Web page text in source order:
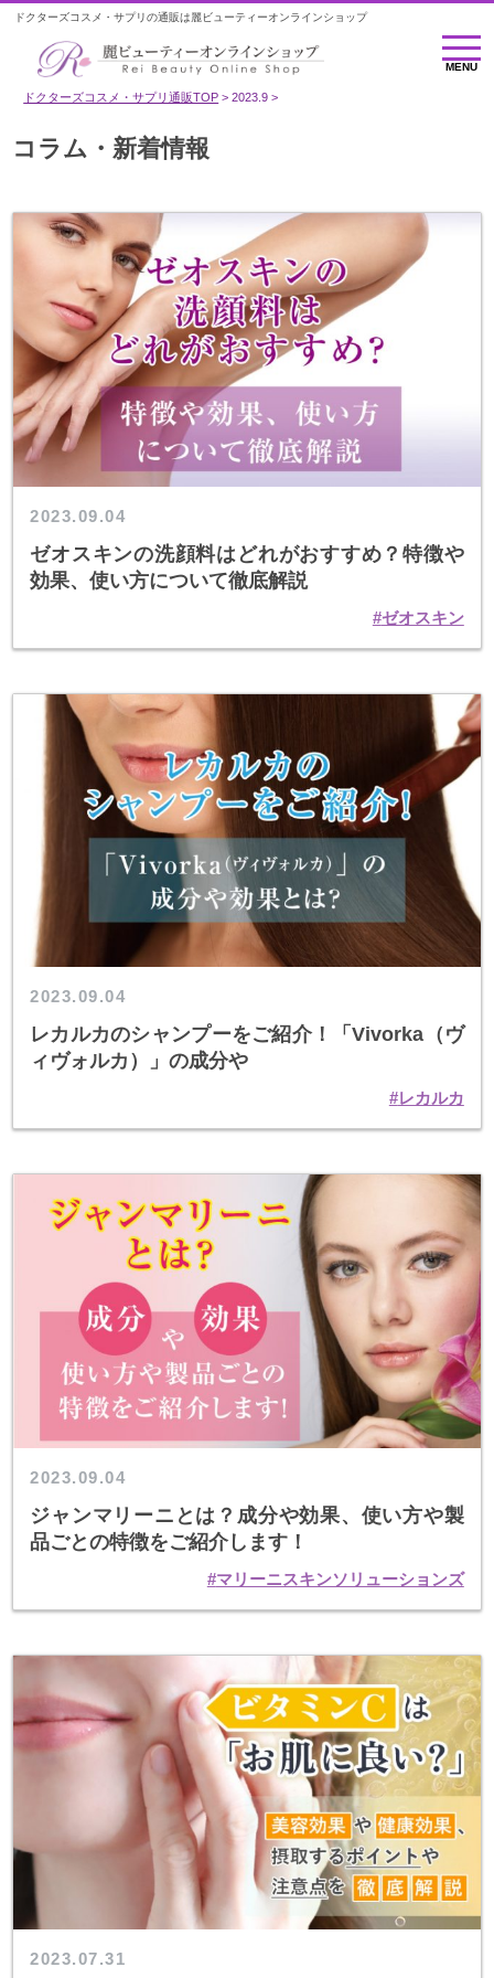
ドクターズコスメ・サプリの通販は麗ビューティーオンラインショップ
MENU
MENU
ドクターズコスメ・サプリ通販TOP 2023.9
コラム・新着情報
2023.09.04
ゼオスキンの洗顔料はどれがおすすめ？特徴や
効果、使い方について徹底解説
ゼオスキン
2023.09.04
レカルカのシャンプーをご紹介！「Vivorka（ヴ
ィヴォルカ）」の成分や
レカルカ
2023.09.04
ジャンマリーニとは？成分や効果、使い方や製
品ごとの特徴をご紹介します！
マリーニスキンソリューションズ
2023.07.31